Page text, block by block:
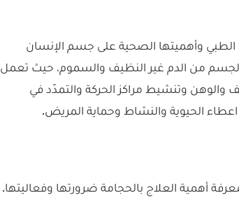
وأهميتها الصحية على جسم الإنسان
من الدم غير النظيف والسموم، حيث تعمل
والوهن وتنشيط مراكز الحركة والتمدّد في
اعطاء الحيوية والنشاط وحماية المريض.
أهمية العلاج بالحجامة ضرورتها وفعاليتها.